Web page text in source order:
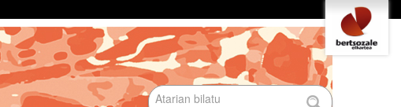
Tresna
pertsonalak
Bilatu atarian